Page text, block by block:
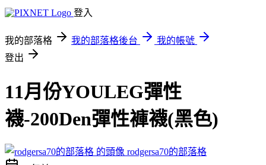
登入
我的部落格 我的部落格後台
我的帳號
登出
11月份YOULEG彈性
襪-200Den彈性褲襪(黑色)
rodgersa70的部落格